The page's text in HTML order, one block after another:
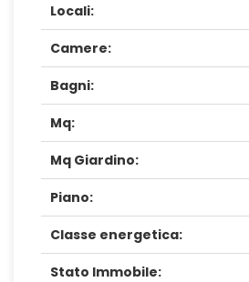
Locali:
Camere:
Bagni:
Mq:
Mq Giardino:
Piano:
Classe energetica:
Stato Immobile: